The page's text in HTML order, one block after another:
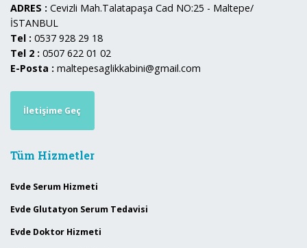
ADRES : Cevizli Mah.Talatapaşa Cad NO:25 - Maltepe/
İSTANBUL
Tel : 0537 928 29 18
Tel 2 : 0507 622 01 02
E-Posta : maltepesaglikkabini@gmail.com
İletişime Geç
Tüm Hizmetler
Evde Serum Hizmeti
Evde Glutatyon Serum Tedavisi
Evde Doktor Hizmeti